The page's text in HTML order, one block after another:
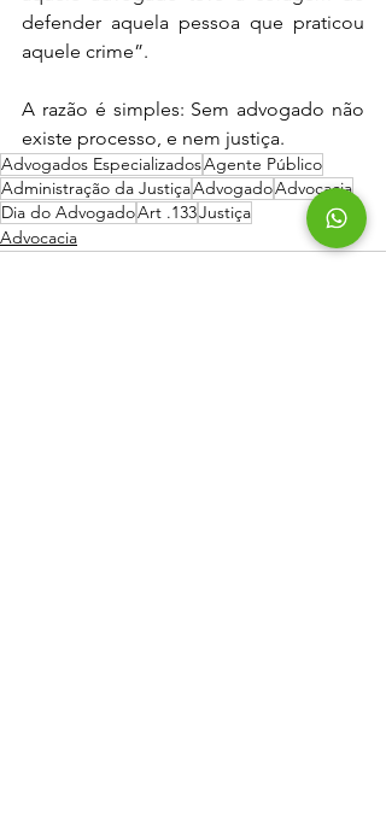
defender aquela pessoa que praticou
aquele crime”.
A razão é simples: Sem advogado não
existe processo, e nem justiça.
Advogados EspecializadosAgente Público
Administração da JustiçaAdvogadoAdvocacia
Dia do AdvogadoArt .133Justiça
Advocacia